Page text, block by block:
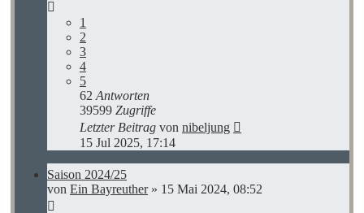
1
2
3
4
5
62 Antworten
39599 Zugriffe
Letzter Beitrag von nibeljung
15 Jul 2025, 17:14
Saison 2024/25
von Ein Bayreuther» 15 Mai 2024, 08:52